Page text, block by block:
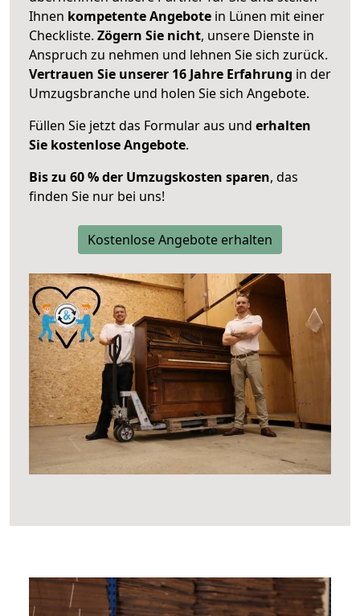
Ihnen kompetente Angebote in Lünen mit einer
Checkliste. Zögern Sie nicht, unsere Dienste in
Anspruch zu nehmen und lehnen Sie sich zurück.
Vertrauen Sie unserer 16 Jahre Erfahrung in der
Umzugsbranche und holen Sie sich Angebote.
Füllen Sie jetzt das Formular aus und erhalten
Sie kostenlose Angebote.
Bis zu 60 % der Umzugskosten sparen, das
finden Sie nur bei uns!
Kostenlose Angebote erhalten